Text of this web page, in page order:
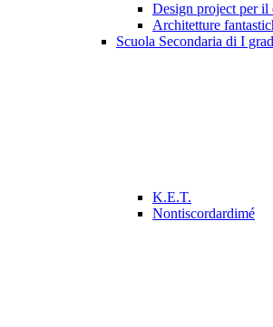
Design project per il
Architetture
Scuola Secondaria di I
K.E.T.
Nontiscordardimé